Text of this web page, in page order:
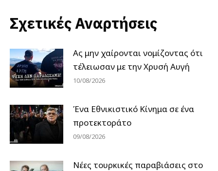
Σχετικές Αναρτήσεις
Ας μην χαίρονται νομίζοντας ότι
τέλειωσαν με την Χρυσή Αυγή
10/08/2026
Ένα Εθνικιστικό Κίνημα σε ένα
προτεκτοράτο
09/08/2026
Νέες τουρκικές παραβιάσεις στο